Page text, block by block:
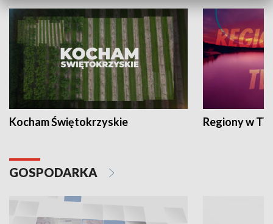
Kocham Świętokrzyskie Regiony w
GOSPODARKA